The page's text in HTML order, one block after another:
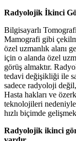
Radyolojik İkinci
Bilgisayarlı
Mamografi gibi
özel uzmanlık alanı
için o alanda özel
görüş almaktır.
tedavi değişikliği ile
sadece radyoloji
Hasta hakları ve
teknolojileri
hızlı biçimde
Radyolojik ikinci